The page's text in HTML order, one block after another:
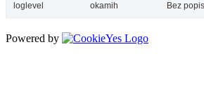
loglevel okamih Bez
Powered by